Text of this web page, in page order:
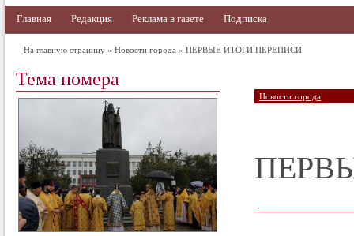
Главная Редакция Реклама в газете Подписка
На главную страницу » Новости города » ПЕРВЫЕ ИТОГИ ПЕРЕПИСИ
Тема номера
Новости города